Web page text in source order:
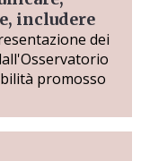
includere
dei
promosso